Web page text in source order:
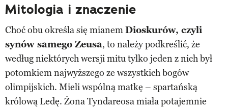
Mitologia i znaczenie
Choć obu określa się mianemDioskurów, czyli
synów samego Zeusa, to należy podkreślić, że
według niektórych wersji mitu tylko jeden z nich był
potomkiem najwyższego ze wszystkich bogów
olimpijskich. Mieli wspólną matkę – spartańską
królową Ledę. Żona Tyndareosa miała potajemnie